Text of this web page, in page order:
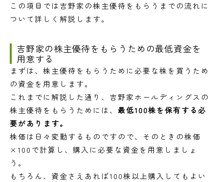
この項目では吉野家の株主優待をもらうまでの流れに
ついて詳しく解説します。
吉野家の株主優待をもらうための最低資金を
用意する
まずは、株主優待をもらうために必要な株を買うため
の資金を用意します。
これまでに解説した通り、吉野家ホールディングスの
株主優待をもらうためには、 最低100株を保有する必
要があります。
株価は日々変動するものですので、そのときの株価
×100で計算し、購入に必要な資金を用意しましょ
う。
もちろん、資金さえあれば100株以上購入してもよい